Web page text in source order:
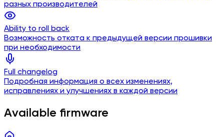
разных производителей
Ability to roll back
Возможность отката к предыдущей версии прошивки
при необходимости
Full changelog
Подробная информация о всех изменениях,
исправлениях и улучшениях в каждой версии
Available firmware